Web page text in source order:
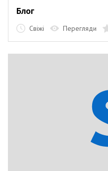
Блог
Свіжі Перегляди